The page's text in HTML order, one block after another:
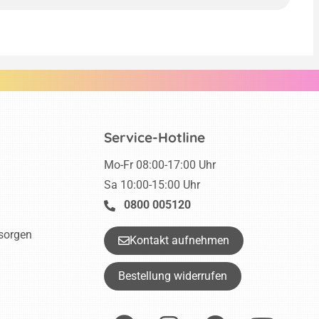
Service-Hotline
Mo-Fr 08:00-17:00 Uhr
Sa 10:00-15:00 Uhr
0800 005120
Kontakt aufnehmen
Bestellung widerrufen